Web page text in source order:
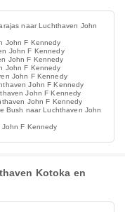
naar Luchthaven John
John F Kennedy
John F Kennedy
John F Kennedy
John F Kennedy
John F Kennedy
John F Kennedy
John F Kennedy
John F Kennedy
Bush naar Luchthaven John
F Kennedy
Kotoka en